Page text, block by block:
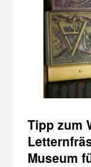
Tipp zum
Museum